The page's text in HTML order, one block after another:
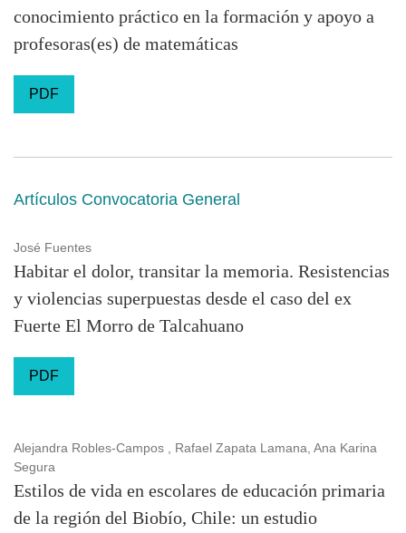
conocimiento práctico en la formación y apoyo a
profesoras(es) de matemáticas
PDF
Artículos Convocatoria General
José Fuentes
Habitar el dolor, transitar la memoria. Resistencias
y violencias superpuestas desde el caso del ex
Fuerte El Morro de Talcahuano
PDF
Alejandra Robles-Campos , Rafael Zapata Lamana, Ana Karina
Segura
Estilos de vida en escolares de educación primaria
de la región del Biobío, Chile: un estudio